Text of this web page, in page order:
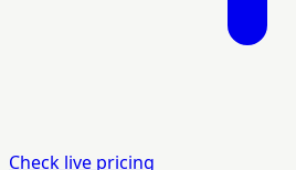
Check live pricing